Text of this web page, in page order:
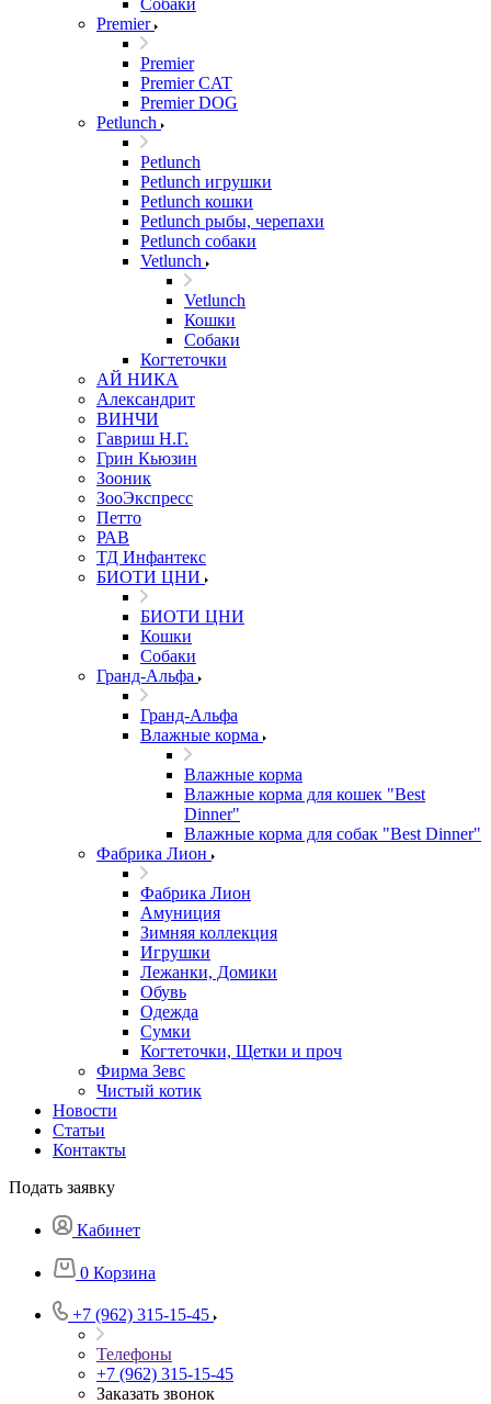
Premier
Premier
Premier CAT
Premier DOG
Petlunch
Petlunch
Petlunch игрушки
Petlunch кошки
Petlunch рыбы, черепахи
Petlunch собаки
Vetlunch
Vetlunch
Кошки
Собаки
Когтеточки
АЙ НИКА
Александрит
ВИНЧИ
Гавриш Н.Г.
Грин Кьюзин
Зооник
ЗооЭкспресс
Петто
РАВ
ТД Инфантекс
БИОТИ ЦНИ
БИОТИ ЦНИ
Кошки
Собаки
Гранд-Альфа
Гранд-Альфа
Влажные корма
Влажные корма
Влажные корма для кошек "Best
Dinner"
Влажные корма для собак "Best Dinner"
Фабрика Лион
Фабрика Лион
Амуниция
Зимняя коллекция
Игрушки
Лежанки, Домики
Обувь
Одежда
Сумки
Когтеточки, Щетки и проч
Фирма Зевс
Чистый котик
Новости
Статьи
Контакты
Подать заявку
Кабинет
0 Корзина
+7 (962) 315-15-45
Телефоны
+7 (962) 315-15-45
Заказать звонок